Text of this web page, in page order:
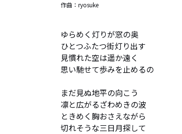
作曲： ryosuke
ゆらめく灯りが窓の奥
ひとつふたつ街灯り出す
見慣れた空は遥か遠く
思い馳せて歩みを止めるの
まだ見ぬ地平の向こう
凛と広がるざわめきの波
ときめく胸おさえながら
切れそうな三日月探して